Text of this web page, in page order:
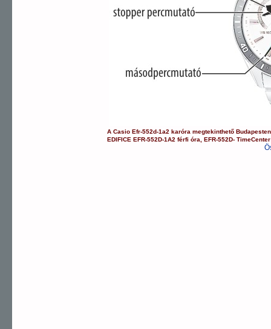
ACasio Efr-552d-1a2 karóra megtekinthető
EDIFICE EFR-552D-1A2 férfi óra ,EFR-552D-